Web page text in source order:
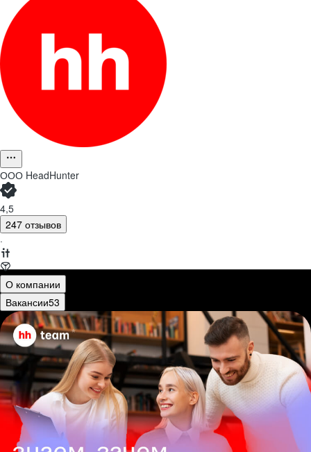
ООО HeadHunter
4,5
247 отзывов
·
О компании
Вакансии53